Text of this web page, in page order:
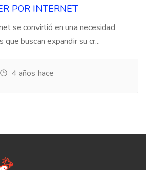
POR INTERNET
se convirtió en una necesidad
que buscan expandir su cr...
4 años hace